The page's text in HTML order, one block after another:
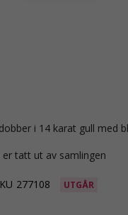
i 14 karat gull med
er tatt ut av samlingen
277108 UTGÅR